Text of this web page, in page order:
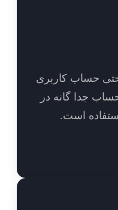
کاربری
در